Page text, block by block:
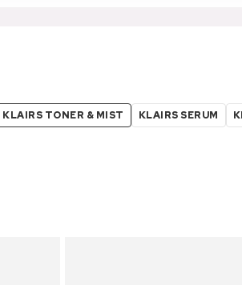
KLAIRS TONER & MIST KLAIRS SERUM